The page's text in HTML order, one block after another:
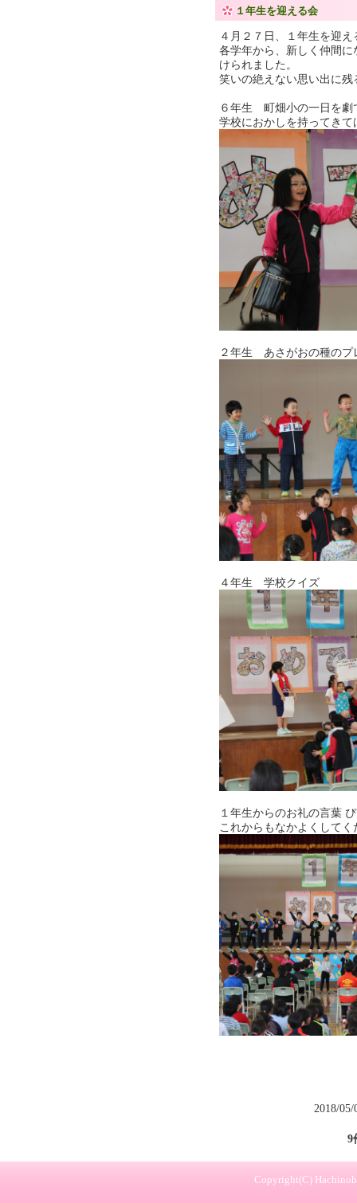
１年生を迎える会
４月２７日、１年生を迎
各学年から、新しく仲間
けられました。
笑いの絶えない思い出に
６年生 町畑小の一日を劇
学校におかしを持ってきて
２年生 あさがおの種の
４年生 学校クイズ
１年生からのお礼の言葉
これからもなかよくしてく
2018/
9
Copyright(C)